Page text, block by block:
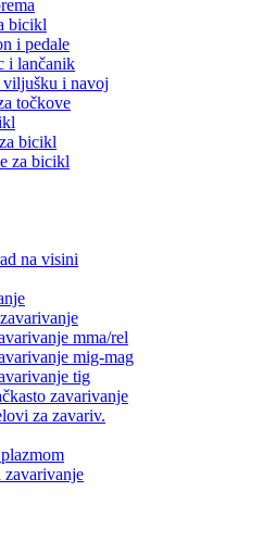
bicikl
i pedale
i lančanik
viljušku i navoj
točkove
bicikl
za bicikl
na visini
mma/rel
mig-mag
tig
zavarivanje
za zavariv.
zavarivanje